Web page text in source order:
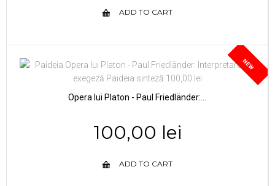
ADD TO CART
NEW
Opera lui Platon - Paul Friedländer:...
100,00 lei
ADD TO CART